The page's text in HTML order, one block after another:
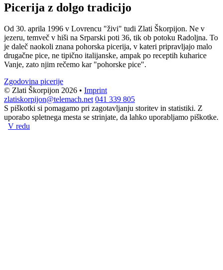
Picerija z dolgo tradicijo
Od 30. aprila 1996 v Lovrencu "živi" tudi Zlati Škorpijon. Ne v
jezeru, temveč v hiši na Srparski poti 36, tik ob potoku Radoljna. To
je daleč naokoli znana pohorska picerija, v kateri pripravljajo malo
drugačne pice, ne tipično italijanske, ampak po receptih kuharice
Vanje, zato njim rečemo kar "pohorske pice".
Zgodovina picerije
© Zlati Škorpijon 2026 • Imprint
zlatiskorpijon@telemach.net 041 339 805
S piškotki si pomagamo pri zagotavljanju storitev in statistiki. Z
uporabo spletnega mesta se strinjate, da lahko uporabljamo piškotke.
V redu